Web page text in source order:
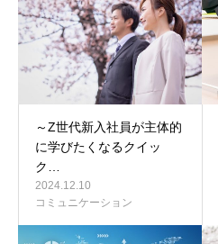
～Z世代新入社員が主体的
に学びたくなるクイッ
ク…
2024.12.10
コミュニケーション